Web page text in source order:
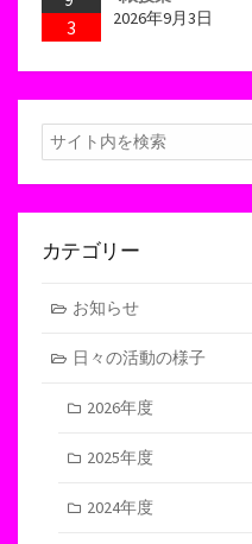
3
2026年9月3日
検
索
カテゴリー
お知らせ
日々の活動の様子
2026年度
2025年度
2024年度